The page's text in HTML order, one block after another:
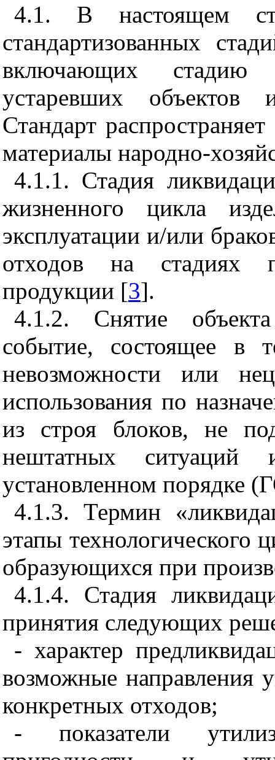
4.1. В настоящем
стандартизованных
включающих стадию
устаревших
Стандарт
материалы народно-
4.1.1. Стадия
жизненного цикла
эксплуатации и/или
отходов на стадиях
продукции [3].
4.1.2. Снятие
событие, состоящее в
невозможности или
использования по
из строя блоков, не
нештатных
установленном порядке
4.1.3. Термин
этапы технологического
образующихся при
4.1.4. Стадия
принятия следующих
- характер
возможные направления
конкретных отходов;
- показатели